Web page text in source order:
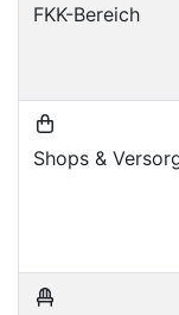
FKK-Bereich
Shops &